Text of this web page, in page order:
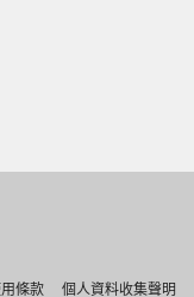
條款 個人資料收集聲明